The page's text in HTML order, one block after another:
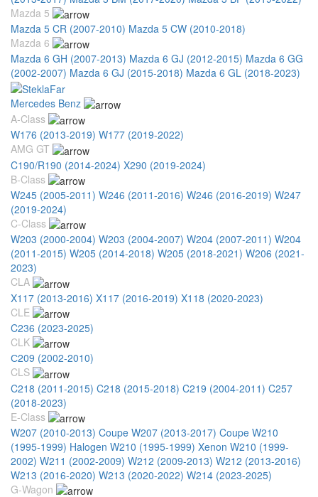
Mazda 5
Mazda 5 CR (2007-2010) Mazda 5 CW (2010-2018)
Mazda 6
Mazda 6 GH (2007-2013) Mazda 6 GJ (2012-2015) Mazda 6 GG
(2002-2007) Mazda 6 GJ (2015-2018) Mazda 6 GL (2018-2023)
Mercedes Benz
A-Class
W176 (2013-2019) W177 (2019-2022)
AMG GT
C190/R190 (2014-2024) X290 (2019-2024)
B-Class
W245 (2005-2011) W246 (2011-2016) W246 (2016-2019) W247
(2019-2024)
C-Class
W203 (2000-2004) W203 (2004-2007) W204 (2007-2011) W204
(2011-2015) W205 (2014-2018) W205 (2018-2021) W206 (2021-
2023)
CLA
X117 (2013-2016) X117 (2016-2019) X118 (2020-2023)
CLE
C236 (2023-2025)
CLK
С209 (2002-2010)
CLS
C218 (2011-2015) C218 (2015-2018) C219 (2004-2011) C257
(2018-2023)
E-Class
W207 (2010-2013) Coupe W207 (2013-2017) Coupe W210
(1995-1999) Halogen W210 (1995-1999) Xenon W210 (1999-
2002) W211 (2002-2009) W212 (2009-2013) W212 (2013-2016)
W213 (2016-2020) W213 (2020-2022) W214 (2023-2025)
G-Wagon